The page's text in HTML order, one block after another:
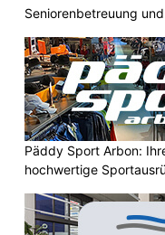
Seniorenbetreuung
Päddy Sport Arbon:
hochwertige